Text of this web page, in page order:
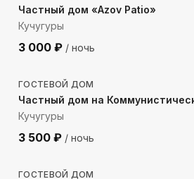
Частный дом «Azov Patio»
Кучугуры
3 000 ₽ / ночь
217 м до моря
ГОСТЕВОЙ ДОМ
Частный дом на
Кучугуры
3 500 ₽ / ночь
151 м до моря
ГОСТЕВОЙ ДОМ